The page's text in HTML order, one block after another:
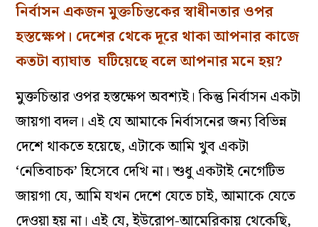
নির্বাসনএকজনমুক্তচিন্তকেরস্বাধীনতারওপর
হস্তক্ষেপ। দেশেরথেকেদূরেথাকাআপনারকাজে
কতটাব্যাঘাত ঘটিয়েছেবলেআপনারমনেহয়?
মুক্তচিন্তারওপরহস্তক্ষেপঅবশ্যই। কিন্তুনির্বাসনএকটা
জায়গাবদল। এইযেআমাকেনির্বাসনেরজন্যবিভিন্ন
দেশেথাকতেহয়েছে, এটাকেআমিখুবএকটা
‘নেতিবাচক’ হিসেবেদেখি না। শুধুএকটাইনেগেটিভ
জায়গাযে, আমিযখনদেশেযেতেচাই, আমাকেযেতে
দেওয়াহয়না। এই যে, ইউরোপ-আমেরিকায়থেকেছি,